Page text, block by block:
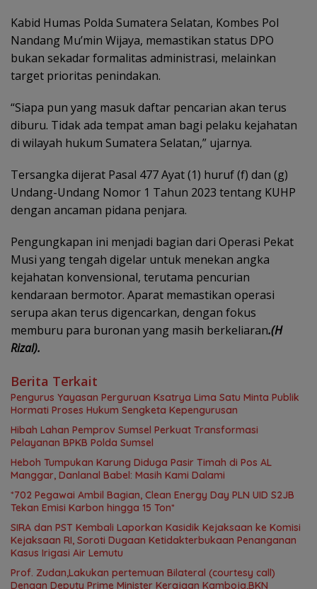
Kabid Humas Polda Sumatera Selatan, Kombes Pol
Nandang Mu’min Wijaya, memastikan status DPO
bukan sekadar formalitas administrasi, melainkan
target prioritas penindakan.
“Siapa pun yang masuk daftar pencarian akan terus
diburu. Tidak ada tempat aman bagi pelaku kejahatan
di wilayah hukum Sumatera Selatan,” ujarnya.
Tersangka dijerat Pasal 477 Ayat (1) huruf (f) dan (g)
Undang-Undang Nomor 1 Tahun 2023 tentang KUHP
dengan ancaman pidana penjara.
Pengungkapan ini menjadi bagian dari Operasi Pekat
Musi yang tengah digelar untuk menekan angka
kejahatan konvensional, terutama pencurian
kendaraan bermotor. Aparat memastikan operasi
serupa akan terus digencarkan, dengan fokus
memburu para buronan yang masih berkeliaran.(H
Rizal).
Berita Terkait
Pengurus Yayasan Perguruan Ksatrya Lima Satu Minta Publik
Hormati Proses Hukum Sengketa Kepengurusan
Hibah Lahan Pemprov Sumsel Perkuat Transformasi
Pelayanan BPKB Polda Sumsel
Heboh Tumpukan Karung Diduga Pasir Timah di Pos AL
Manggar, Danlanal Babel: Masih Kami Dalami
*702 Pegawai Ambil Bagian, Clean Energy Day PLN UID S2JB
Tekan Emisi Karbon hingga 15 Ton*
SIRA dan PST Kembali Laporkan Kasidik Kejaksaan ke Komisi
Kejaksaan RI, Soroti Dugaan Ketidakterbukaan Penanganan
Kasus Irigasi Air Lemutu
Prof. Zudan,Lakukan pertemuan Bilateral (courtesy call)
Dengan Deputy Prime Minister Kerajaan Kamboja,BKN